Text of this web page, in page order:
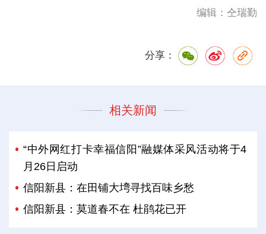
编辑：仝瑞勤
分享：
相关新闻
“中外网红打卡幸福信阳”融媒体采风活动将于4
月26日启动
信阳新县：在田铺大塆寻找百味乡愁
信阳新县：莫道春不在 杜鹃花已开